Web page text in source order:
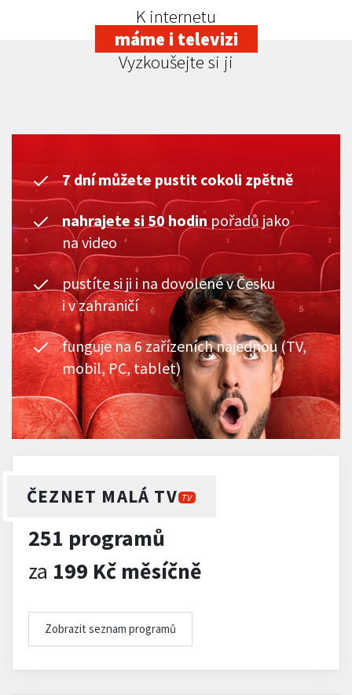
K internetu
máme i televizi
Vyzkoušejte si ji
7 dní můžete pustit cokoli zpětně
nahrajete si 50 hodin pořadů jako
na video
pustíte si ji i na dovolené v Česku
i v zahraničí
funguje na 6 zařízeních najednou (TV,
mobil, PC, tablet)
ČEZNET MALÁ TV TV
251 programů
za 199 Kč měsíčně
Zobrazit seznam programů